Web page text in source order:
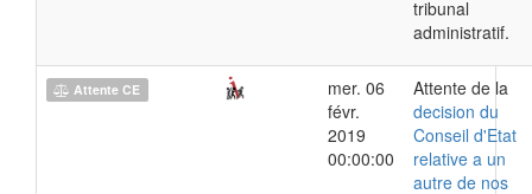
tribunal
administratif.
Attente CE
mer. 06
févr.
2019
00:00:00
Attente de la
decision du
Conseil d'Etat
relative a un
autre de nos